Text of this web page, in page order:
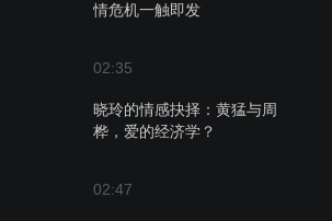
情危机一触即发
02:35
晓玲的情感抉择：黄猛与周
桦，爱的经济学？
02:47